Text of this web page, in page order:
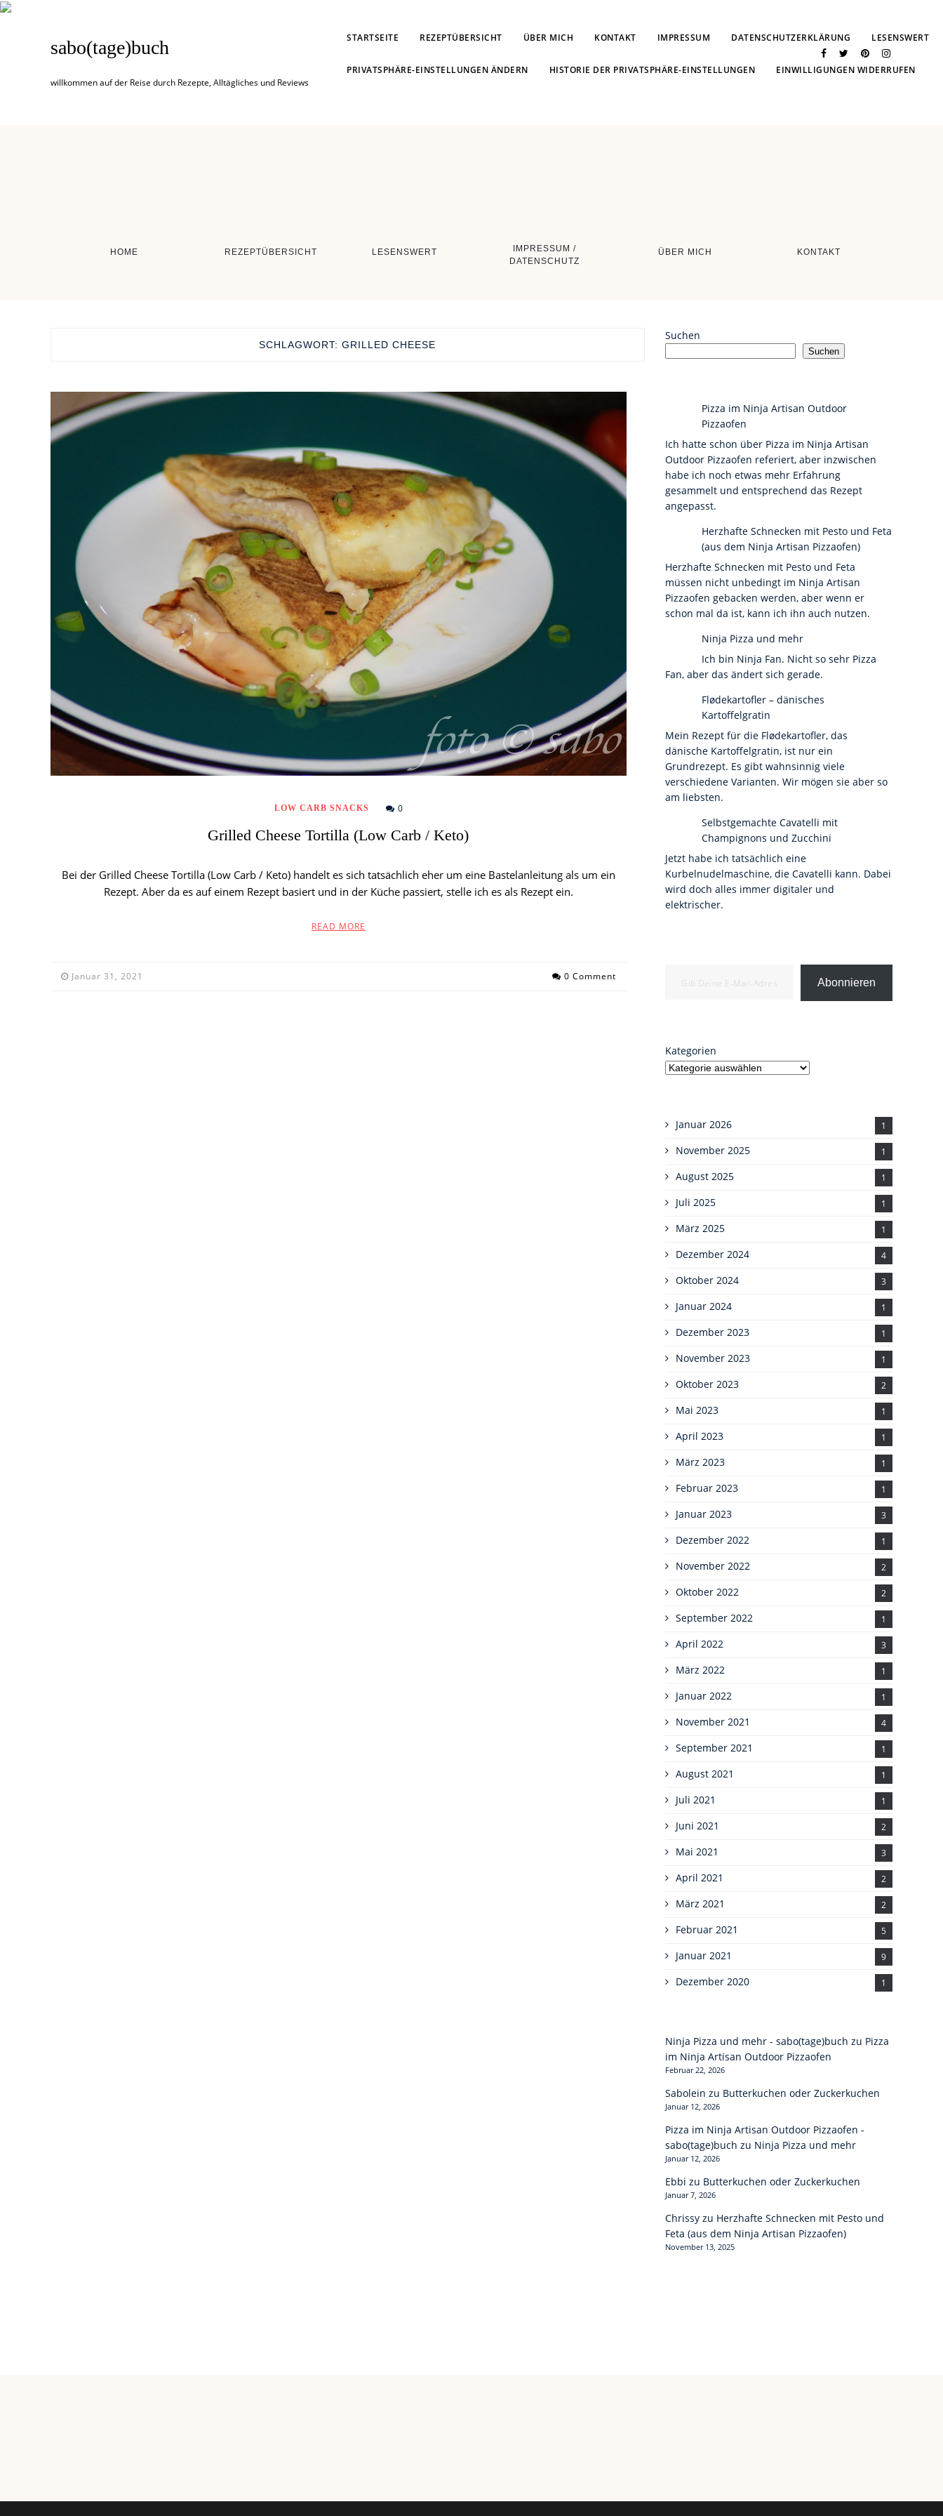
sabo(tage)buch
willkommen auf der Reise durch Rezepte, Alltägliches und Reviews
STARTSEITE REZEPTÜBERSICHT ÜBER MICH KONTAKT IMPRESSUM DATENSCHUTZERKLÄRUNG LESENSWERT
PRIVATSPHÄRE-EINSTELLUNGEN ÄNDERN HISTORIE DER PRIVATSPHÄRE-EINSTELLUNGEN EINWILLIGUNGEN WIDERRUFEN
HOME REZEPTÜBERSICHT LESENSWERT
IMPRESSUM /
DATENSCHUTZ
ÜBER MICH KONTAKT
SCHLAGWORT:GRILLED CHEESE
LOW CARB SNACKS 0
Grilled Cheese Tortilla (Low Carb / Keto)
Bei der Grilled Cheese Tortilla (Low Carb / Keto) handelt es sich tatsächlich eher um eine Bastelanleitung als um ein
Rezept. Aber da es auf einem Rezept basiert und in der Küche passiert, stelle ich es als Rezept ein.
READ MORE
Januar 31, 2021 0 Comment
Suchen
Suchen
Pizza im Ninja Artisan Outdoor
Pizzaofen
Ich hatte schon über Pizza im Ninja Artisan
Outdoor Pizzaofen referiert, aber inzwischen
habe ich noch etwas mehr Erfahrung
gesammelt und entsprechend das Rezept
angepasst.
Herzhafte Schnecken mit Pesto und Feta
(aus dem Ninja Artisan Pizzaofen)
Herzhafte Schnecken mit Pesto und Feta
müssen nicht unbedingt im Ninja Artisan
Pizzaofen gebacken werden, aber wenn er
schon mal da ist, kann ich ihn auch nutzen.
Ninja Pizza und mehr
Ich bin Ninja Fan. Nicht so sehr Pizza
Fan, aber das ändert sich gerade.
Flødekartofler – dänisches
Kartoffelgratin
Mein Rezept für die Flødekartofler, das
dänische Kartoffelgratin, ist nur ein
Grundrezept. Es gibt wahnsinnig viele
verschiedene Varianten. Wir mögen sie aber so
am liebsten.
Selbstgemachte Cavatelli mit
Champignons und Zucchini
Jetzt habe ich tatsächlich eine
Kurbelnudelmaschine, die Cavatelli kann. Dabei
wird doch alles immer digitaler und
elektrischer.
Abonnieren
Kategorien
Januar 2026 1
November 2025 1
August 2025 1
Juli 2025 1
März 2025 1
Dezember 2024 4
Oktober 2024 3
Januar 2024 1
Dezember 2023 1
November 2023 1
Oktober 2023 2
Mai 2023 1
April 2023 1
März 2023 1
Februar 2023 1
Januar 2023 3
Dezember 2022 1
November 2022 2
Oktober 2022 2
September 2022 1
April 2022 3
März 2022 1
Januar 2022 1
November 2021 4
September 2021 1
August 2021 1
Juli 2021 1
Juni 2021 2
Mai 2021 3
April 2021 2
März 2021 2
Februar 2021 5
Januar 2021 9
Dezember 2020 1
Ninja Pizza und mehr - sabo(tage)buch zu Pizza
im Ninja Artisan Outdoor Pizzaofen
Februar 22, 2026
Sabolein zu Butterkuchen oder Zuckerkuchen
Januar 12, 2026
Pizza im Ninja Artisan Outdoor Pizzaofen -
sabo(tage)buch zu Ninja Pizza und mehr
Januar 12, 2026
Ebbi zu Butterkuchen oder Zuckerkuchen
Januar 7, 2026
Chrissy zu Herzhafte Schnecken mit Pesto und
Feta (aus dem Ninja Artisan Pizzaofen)
November 13, 2025